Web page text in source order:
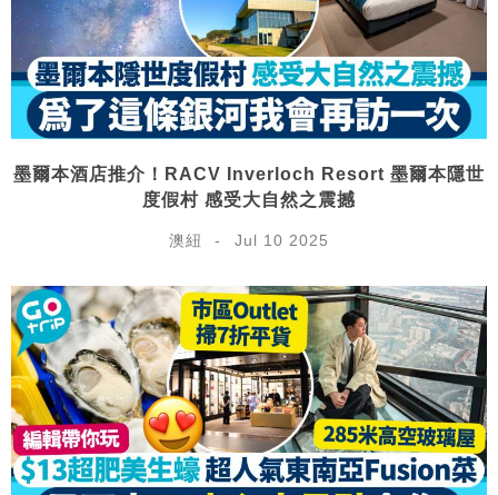
墨爾本酒店推介！RACV Inverloch Resort 墨爾本隱世
度假村 感受大自然之震撼
澳紐 Jul 10 2025